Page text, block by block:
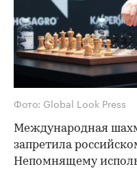
Фото: Global Look Press
Международная
запретила
Непомнящему